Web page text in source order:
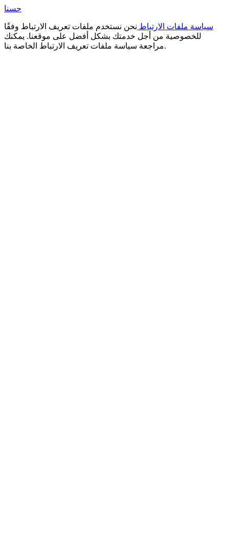
حسنا
سياسة ملفات الارتباط نحن نستخدم ملفات تعريف الارتباط وفقًا
للخصوصية من أجل خدمتك بشكل أفضل على موقعنا. يمكنك
مراجعة سياسة ملفات تعريف الارتباط الخاصة بنا.